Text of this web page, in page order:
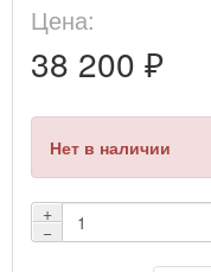
Цена:
38 200 ₽
Нет в наличии
+
−